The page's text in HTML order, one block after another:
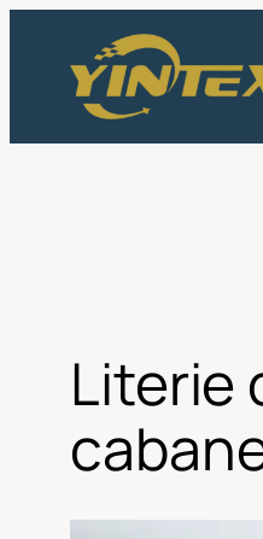
contenu
Literie